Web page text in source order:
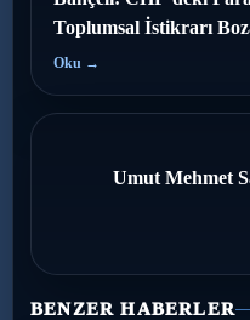
Toplumsal İstikrarı
Oku →
Umut Mehmet
BENZER HABERLER